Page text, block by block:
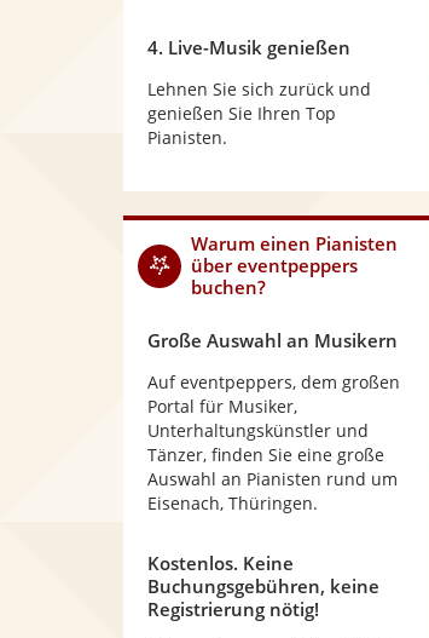
4. Live-Musik genießen
Lehnen Sie sich zurück und
genießen Sie Ihren Top
Pianisten.
Warum einen Pianisten
über eventpeppers
buchen?
Große Auswahl an Musikern
Auf eventpeppers, dem großen
Portal für Musiker,
Unterhaltungskünstler und
Tänzer, finden Sie eine große
Auswahl an Pianisten rund um
Eisenach, Thüringen.
Kostenlos. Keine
Buchungsgebühren, keine
Registrierung nötig!